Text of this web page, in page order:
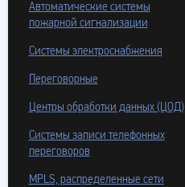
Автоматические системы
пожарной сигнализации
Системы электроснабжения
Переговорные
Центры обработки данных (ЦОД)
Системы записи телефонных
переговоров
MPLS, распределенные сети